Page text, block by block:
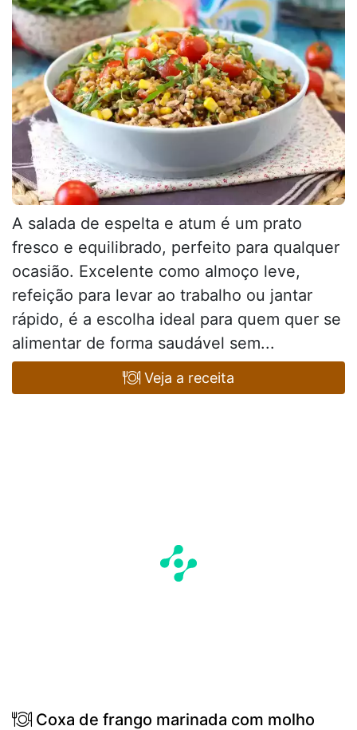
A salada de espelta e atum é um prato
fresco e equilibrado, perfeito para qualquer
ocasião. Excelente como almoço leve,
refeição para levar ao trabalho ou jantar
rápido, é a escolha ideal para quem quer se
alimentar de forma saudável sem...
Veja a receita
Coxa de frango marinada com molho